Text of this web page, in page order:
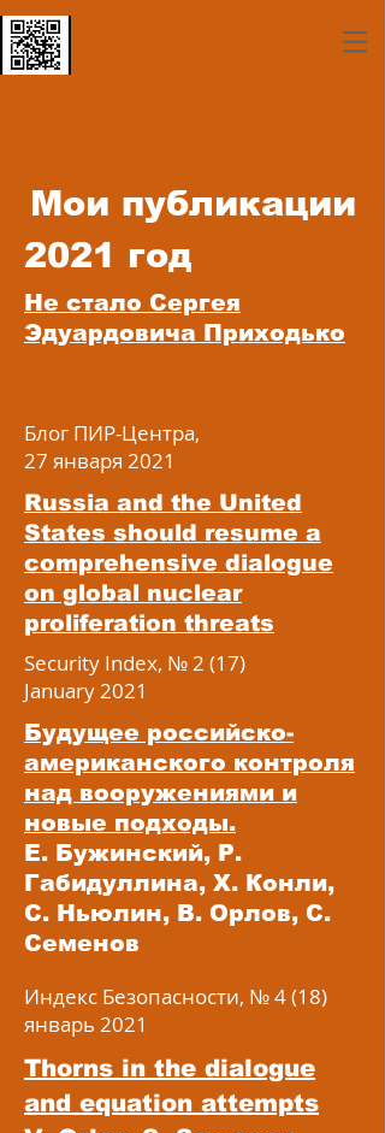
Мои публикации
2021 год
Не стало Сергея
Эдуардовича Приходько
Блог ПИР-Центра,
27 января 2021
Russia and the United
States should resume a
comprehensive dialogue
on global nuclear
proliferation threats
Security Index, № 2 (17)
January 2021
Будущее российско-
американского контроля
над вооружениями и
новые подходы.
Е. Бужинский, Р.
Габидуллина, Х. Конли,
С. Ньюлин, В. Орлов, С.
Семенов
Индекс Безопасности, № 4 (18)
январь 2021
Thorns in the dialogue
and equation attempts